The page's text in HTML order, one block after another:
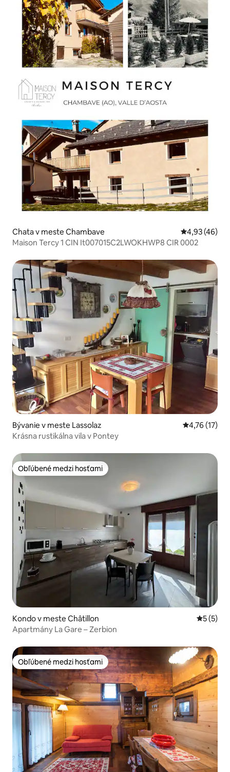
Chata v meste Chambave Priemerné
4,93 (46)
Maison Tercy 1 CIN It007015C2LWOKHWP8 CIR 0002
Bývanie v meste Lassolaz Priemerné
4,76 (17)
Krásna rustikálna vila v Pontey
Obľúbené medzi hosťami
Obľúbené medzi hosťami
Kondo v meste Châtillon
5 (5)
Apartmány La Gare – Zerbion
Obľúbené medzi hosťami
Obľúbené medzi hosťami